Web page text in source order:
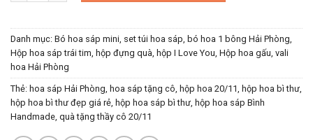
Danh mục: Bó hoa sáp mini, set túi hoa sáp, bó hoa 1 bông Hải Phòng
Hộp hoa sáp trái tim, hộp đựng quà, hộp I Love You, Hộp hoa gấu, vali
hoa Hải Phòng
Thẻ: hoa sáp Hải Phòng hoa sáp tặng cô hộp hoa 20/11 hộp hoa bì thư
hộp hoa bì thư đẹp giá rẻ hộp hoa sáp bì thư hộp hoa sáp Bình
Handmade quà tặng thầy cô 20/11